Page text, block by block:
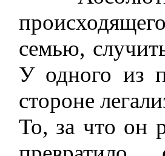
семью,
У одного из
стороне
То, за что он